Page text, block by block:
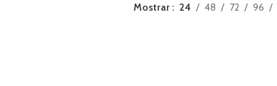
Mostrar 24 48 72 96